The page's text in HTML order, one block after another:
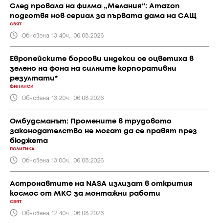
След провала на филма „Мелания“: Amazon
подготвя нов сериал за първата дама на САЩ
СВЯТ
Обновена 13:40ч., 06.08.2026
Европейските борсови индекси се оцветиха в
зелено на фона на силните корпоративни
резултати*
ФИНАНСИ
Обновена 13:20ч., 06.08.2026
Омбудсманът: Промените в трудовото
законодателство не могат да се правят през
бюджета
ПОЛИТИКА
Обновена 13:00ч., 06.08.2026
Астронавтите на NASA излизат в открития
космос от МКС за монтажни работи
СВЯТ
Обновена 12:40ч., 06.08.2026